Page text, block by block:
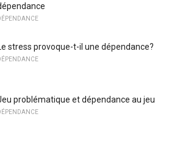
stress provoque-t-il une dépendance?
problématique et dépendance au jeu